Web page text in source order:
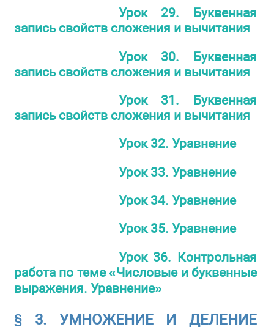
Урок 29. Буквенная
запись свойств сложения и вычитания
Урок 30. Буквенная
запись свойств сложения и вычитания
Урок 31. Буквенная
запись свойств сложения и вычитания
Урок 32. Уравнение
Урок 33. Уравнение
Урок 34. Уравнение
Урок 35. Уравнение
Урок 36. Контрольная
работа по теме «Числовые и буквенные
выражения. Уравнение»
§ 3. УМНОЖЕНИЕ И ДЕЛЕНИЕ